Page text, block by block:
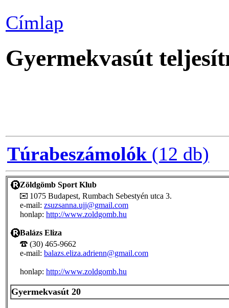
Címlap
Gyermekvasút
Túrabeszámolók (12 db)
Zöldgömb Sport Klub
1075 Budapest, Rumbach Sebestyén utca 3.
e-mail: zsuzsanna.ujj@gmail.com
honlap: http://www.zoldgomb.hu
Balázs Eliza
(30) 465-9662
e-mail: balazs.eliza.adrienn@gmail.com
honlap: http://www.zoldgomb.hu
Gyermekvasút 20